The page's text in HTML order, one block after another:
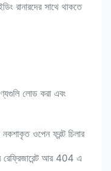
রানারদের সাথে থাকতে
লোড করা এবং
ওপেন ফ্রন্ট চিলার
রেফ্রিজারেন্ট আর 404 এ